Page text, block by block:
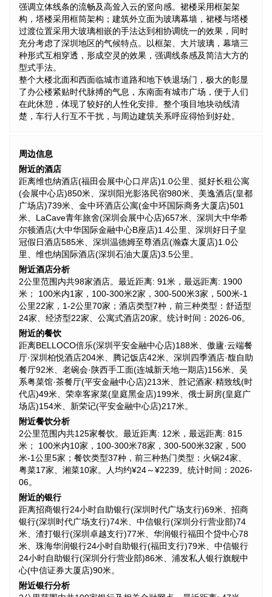
强调立体线条的流畅及高耸入云的竖向感。裙楼采用框架架
构，塔楼采用框筒架构；建筑外立面为玻璃幕墙，裙楼与塔楼
过渡位置采用大玻璃相嵌的手法达到相协调统一的效果，同时
充分考虑了深圳地区的气候特点。以框架、大片玻璃，幕墙三
种形式互相穿透，形成空灵的效果，强调线条感及简洁大方的
型式手法。
整个大楼北面和西面临城市道路和地下铁退场门，极大的彰显
了办公楼紧贴时代脉搏的气息，东南面有城市广场，便于人们
在此休憩，体现了较好的人性化安排。整个项目地块动线清
楚，车行人行互不干扰，与周边建筑关系呼应得恰到好处。
周边信息
附近的酒店
距离维也纳酒店(福田会展中心口岸店)1.0公里、挺好长租公寓
(会展中心店)850米、深圳阳光影洛民宿980米、美逸酒店(皇都
广场店)739米、金中环酒店公寓(金中环国际商务大厦店)501
米、LaCave青年旅舍(深圳会展中心店)657米、深圳大中华希
尔顿酒店(大中华国际金融中心B座店)1.4公里、深圳好日子皇
冠假日酒店585米、深圳温德姆至尊酒店(瀚森大厦店)1.0公
里、维也纳国际酒店(深圳石油大厦店)3.5公里。
附近酒店分析
2公里范围内共98家酒店。最近距离: 91米，最远距离: 1900
米； 100米内1家，100-300米2家，300-500米3家，500米-1
公里22家，1-2公里70家；酒店类型7种，前三种类型：舒适型
24家、经济型22家、公寓式酒店20家。统计时间：2026-06。
附近的餐饮
距离BELLOCO倍乐(深圳平安金融中心店)188米、傲廬·云端餐
厅·深圳柏悦酒店204米、腾记饭店42米、深圳四季酒店·馥自助
餐厅92米、老碗会·陕西手工面(连城新天地一期店)156米、吴
系粤菜馆·茶餐厅(平安金融中心店)213米、胜记酒家·精致线(时
代店)49米、荣幸客家菜(皇庭黑金店)199米、俄士厨房(皇庭广
场店)154米、新荣记(平安金融中心店)217米。
附近餐饮分析
2公里范围内共125家餐饮。最近距离: 12米，最远距离: 815
米； 100米内10家，100-300米78家，300-500米32家，500
米-1公里5家；餐饮类型37种，前三种热门类型：火锅24家、
粤菜17家、湘菜10家。人均约¥24～¥2239。统计时间：2026-
06。
附近的银行
距离招商银行24小时自助银行(深圳时代广场支行)69米、招商
银行(深圳时代广场支行)74米、中信银行(深圳分行营业部)74
米、渣打银行(深圳卓越支行)77米、华润银行福田个贷中心78
米、珠海华润银行24小时自助银行(福田支行)79米、中信银行
24小时自助银行(深圳分行营业部)86米、浦发私人银行旗舰中
心(中信证券大厦店)90米。
附近银行分析